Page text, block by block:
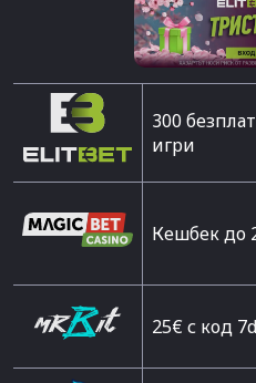
300
игри
Кешбек до
25€ с код